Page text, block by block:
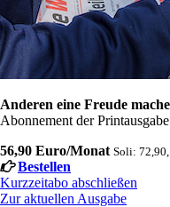
Anderen eine Freude
Abonnement der
56,90 Euro/Monat Soli:
Bestellen
Kurzzeitabo abschließen
Zur aktuellen Ausgabe